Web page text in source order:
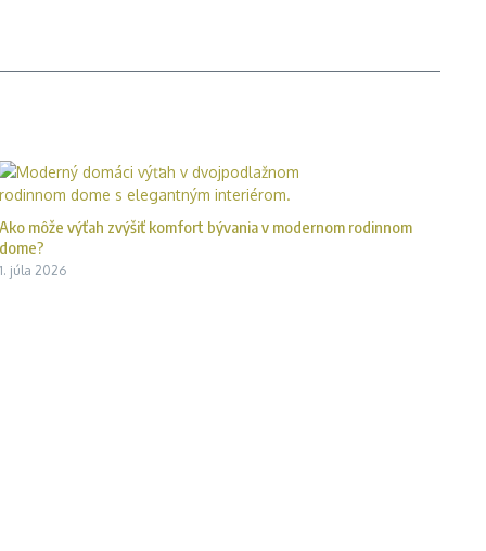
Ako môže výťah zvýšiť komfort bývania v modernom rodinnom
dome?
1. júla 2026